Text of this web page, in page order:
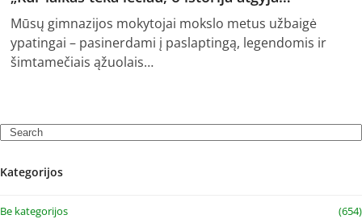
Mūsų gimnazijos mokytojai mokslo metus užbaigė
ypatingai – pasinerdami į paslaptingą, legendomis ir
šimtamečiais ąžuolais…
Search
Kategorijos
Be kategorijos (654)